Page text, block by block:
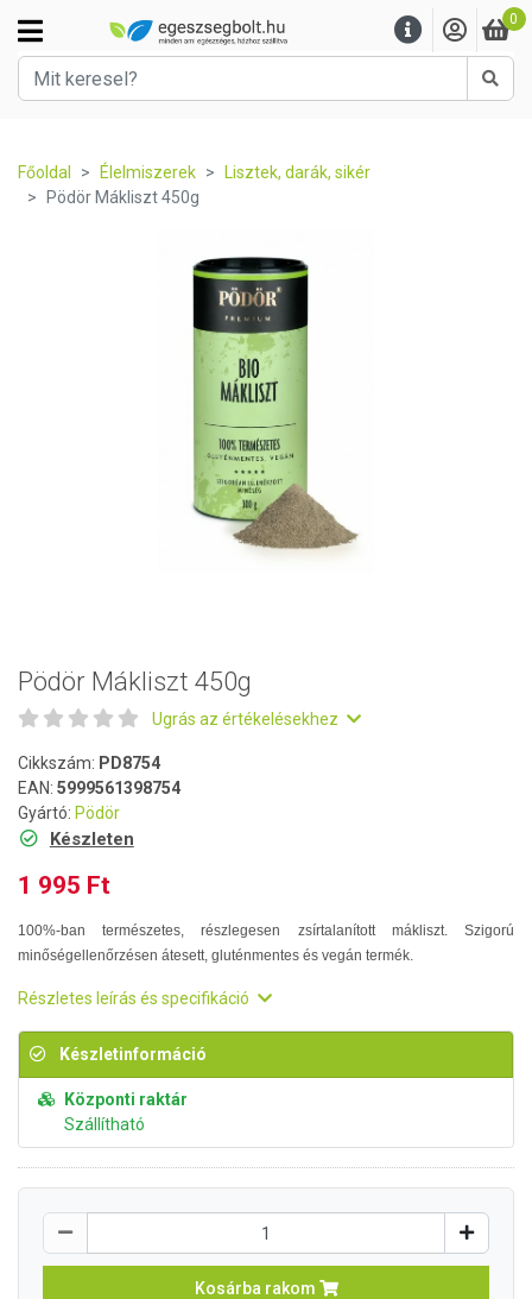
0
Főoldal Élelmiszerek
Lisztek, darák, sikér
Pödör Mákliszt 450g
Pödör Mákliszt 450g
Ugrás az értékelésekhez
Cikkszám: PD8754
EAN: 5999561398754
Gyártó: Pödör
Készleten
1 995 Ft
100%-ban természetes, részlegesen zsírtalanított mákliszt. Szigorú
minőségellenőrzésen átesett, gluténmentes és vegán termék.
Részletes leírás és specifikáció
Készletinformáció
Központi raktár
Szállítható
Kosárba rakom